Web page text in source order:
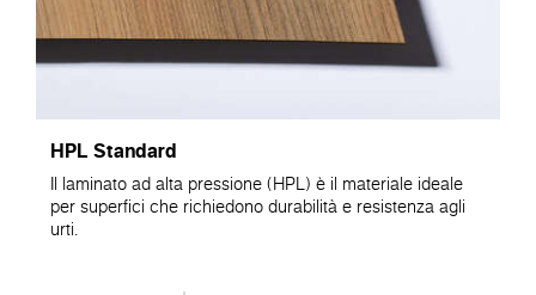
HPL Standard
Il laminato ad alta pressione (HPL) è il materiale ideale
per superfici che richiedono durabilità e resistenza agli
urti.